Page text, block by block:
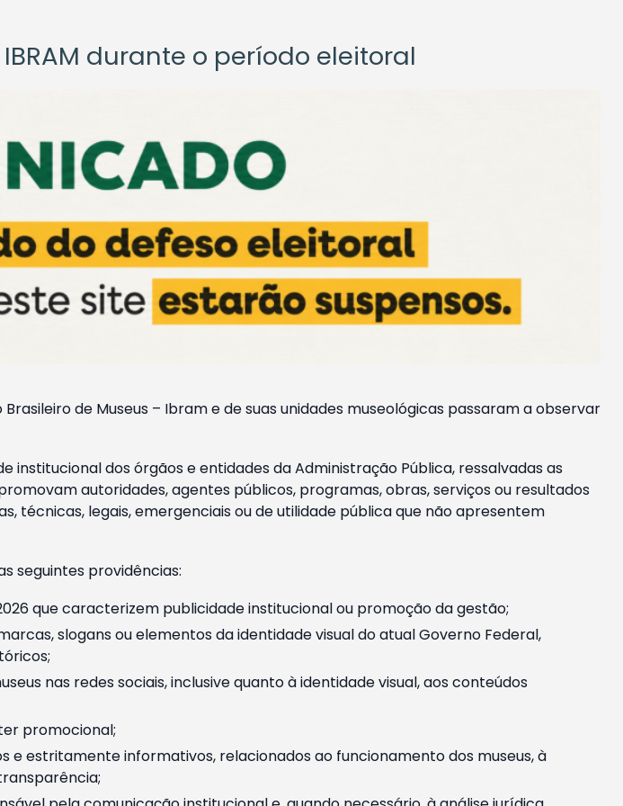
durante o período eleitoral
de Museus – Ibram e de suas unidades museológicas passaram a observar
institucional dos órgãos e entidades da Administração Pública, ressalvadas as
autoridades, agentes públicos, programas, obras, serviços ou resultados
legais, emergenciais ou de utilidade pública que não apresentem
seguintes providências:
que caracterizem publicidade institucional ou promoção da gestão;
slogans ou elementos da identidade visual do atual Governo Federal,
nas redes sociais, inclusive quanto à identidade visual, aos conteúdos
promocional;
e estritamente informativos, relacionados ao funcionamento dos museus, à